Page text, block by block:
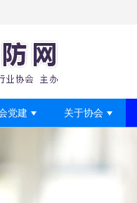
党建 关于协会